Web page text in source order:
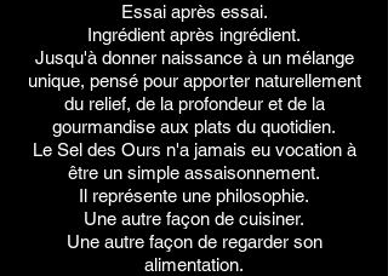
Essai après essai.
Ingrédient après ingrédient.
Jusqu'à donner naissance à un mélange
unique, pensé pour apporter naturellement
du relief, de la profondeur et de la
gourmandise aux plats du quotidien.
Le Sel des Ours n'a jamais eu vocation à
être un simple assaisonnement.
Il représente une philosophie.
Une autre façon de cuisiner.
Une autre façon de regarder son
alimentation.